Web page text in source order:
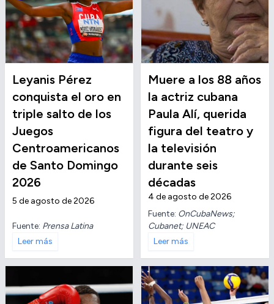
Leyanis Pérez
conquista el oro en
triple salto de los
Juegos
Centroamericanos
de Santo Domingo
2026
5 de agosto de 2026
Fuente: Prensa Latina
Leer más
Muere a los 88 años
la actriz cubana
Paula Alí, querida
figura del teatro y
la televisión
durante seis
décadas
4 de agosto de 2026
Fuente: OnCubaNews;
Cubanet; UNEAC
Leer más